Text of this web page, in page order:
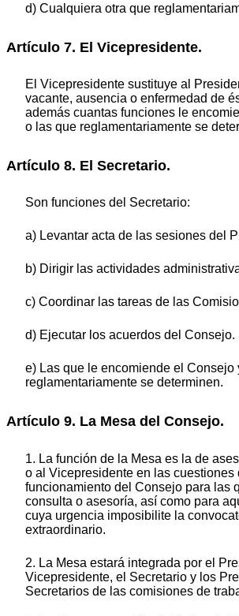
d) Cualquiera otra que
Artículo 7. El Vicepresidente.
El Vicepresidente sustituye al
vacante, ausencia o enfermedad de
además cuantas funciones le
o las que reglamentariamente se
Artículo 8. El Secretario.
Son funciones del Secretario:
a) Levantar acta de las sesiones del
b) Dirigir las actividades
c) Coordinar las tareas de las
d) Ejecutar los acuerdos del Consejo.
e) Las que le encomiende el Consejo
reglamentariamente se determinen.
Artículo 9. La Mesa del Consejo.
1. La función de la Mesa es la de
o al Vicepresidente en las cuestiones
funcionamiento del Consejo para las
consulta o asesoría, así como para
cuya urgencia imposibilite la
extraordinario.
2. La Mesa estará integrada por el
Vicepresidente, el Secretario y los
Secretarios de las comisiones de